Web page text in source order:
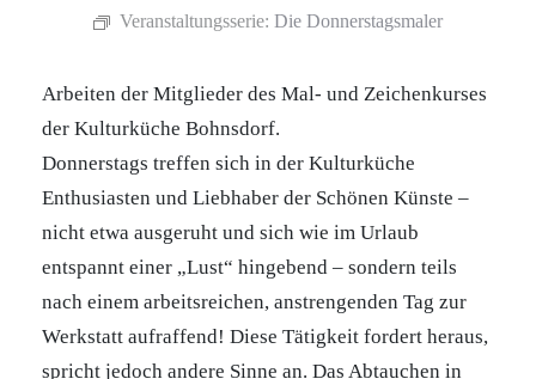
Veranstaltungsserie: Die Donnerstagsmaler
Arbeiten der Mitglieder des Mal- und Zeichenkurses
der Kulturküche Bohnsdorf.
Donnerstags treffen sich in der Kulturküche
Enthusiasten und Liebhaber der Schönen Künste –
nicht etwa ausgeruht und sich wie im Urlaub
entspannt einer „Lust“ hingebend – sondern teils
nach einem arbeitsreichen, anstrengenden Tag zur
Werkstatt aufraffend! Diese Tätigkeit fordert heraus,
spricht jedoch andere Sinne an. Das Abtauchen in